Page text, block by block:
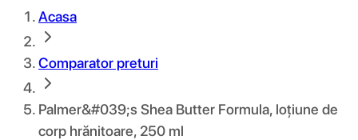
Acasa
Comparator preturi
Palmer&#039;s Shea Butter Formula, loțiune de
corp hrănitoare, 250 ml